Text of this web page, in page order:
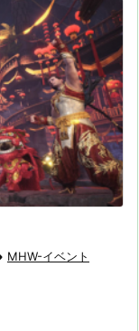
MHW-イベント